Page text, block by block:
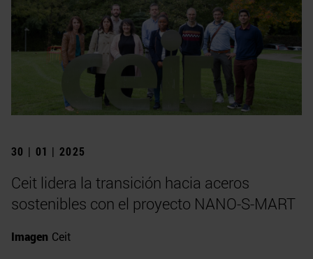
30 | 01 | 2025
Ceit lidera la transición hacia aceros
sostenibles con el proyecto NANO-S-MART
Imagen Ceit